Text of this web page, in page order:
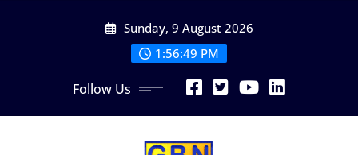
Sunday, 9 August 2026
1:56:49 PM
Follow Us